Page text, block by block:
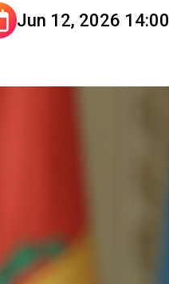
Jun 12, 2026 14:00